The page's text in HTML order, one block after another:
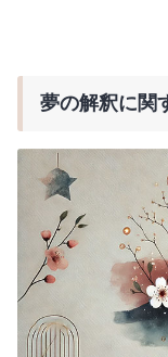
夢の解釈に関